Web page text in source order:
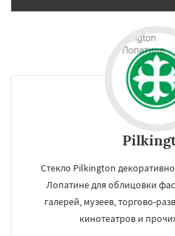
Стекло Pilkington
Лопатине для облицовки
галерей, музеев, торгово-
кинотеатров и